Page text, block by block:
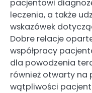
pacjentowi
leczenia, a także
wskazówek
Dobre relacje
współpracy
dla powodzenia
również otwarty na
wątpliwości